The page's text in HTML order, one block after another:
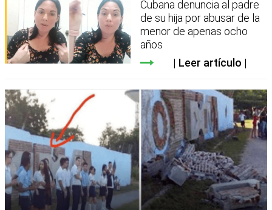
Cubana denuncia al padre
de su hija por abusar de la
menor de apenas ocho
años
Leer artículo